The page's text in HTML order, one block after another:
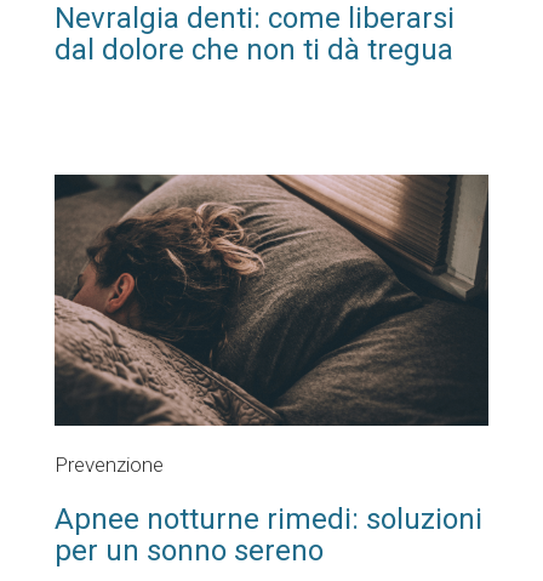
Nevralgia denti: come liberarsi
dal dolore che non ti dà tregua
Prevenzione
Apnee notturne rimedi: soluzioni
per un sonno sereno